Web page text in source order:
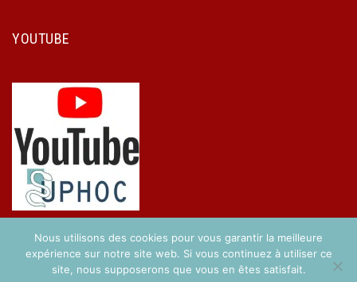
YOUTUBE
Nous utilisons des cookies pour vous garantir la meilleure
expérience sur notre site web. Si vous continuez à utiliser ce
site, nous supposerons que vous en êtes satisfait.